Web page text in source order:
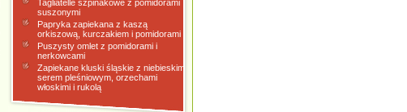
Tagliatelle szpinakowe z pomidorami
suszonymi
Papryka zapiekana z kaszą
orkiszową, kurczakiem i pomidorami
Puszysty omlet z pomidorami i
nerkowcami
Zapiekane kluski śląskie z niebieskim
serem pleśniowym, orzechami
włoskimi i rukolą